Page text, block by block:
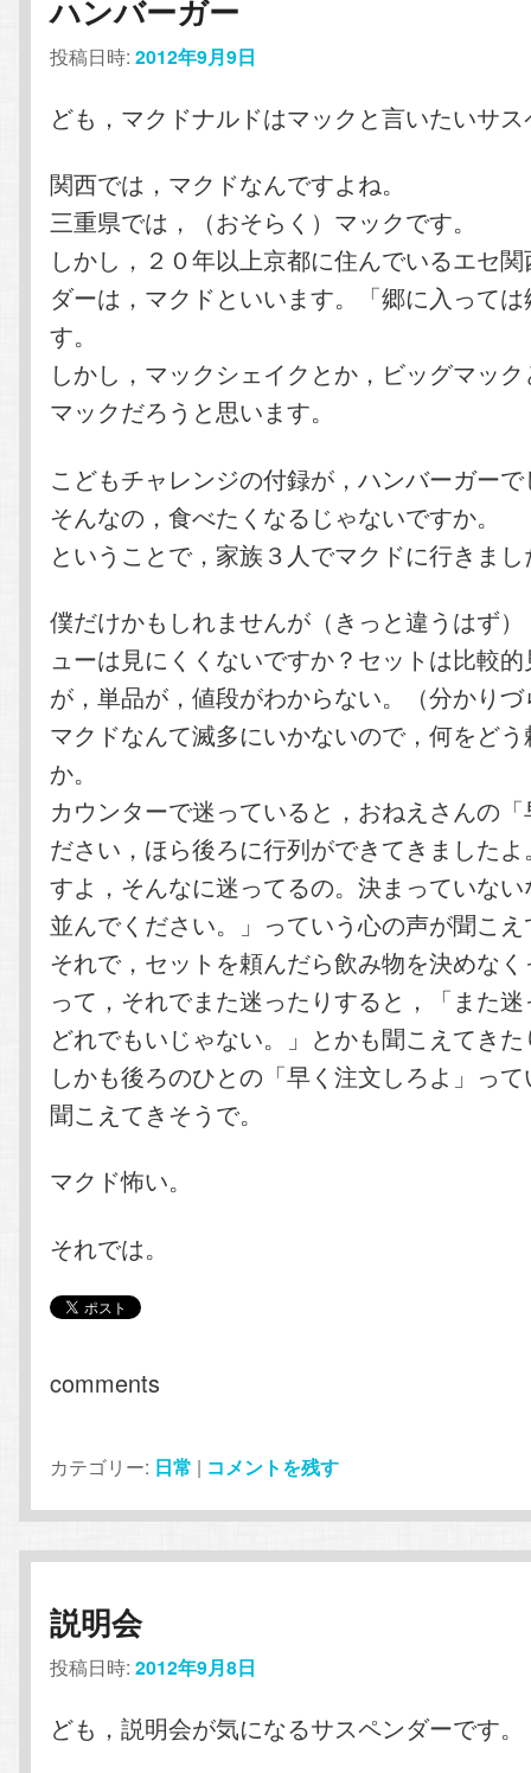
ハンバーガー
投稿日時:2012年9月9日
ども，マクドナルドはマックと言いたいサ
関西では，マクドなんですよね。
三重県では，（おそらく）マックです。
しかし，２０年以上京都に住んでいるエセ
ダーは，マクドといいます。「郷に入って
す。
しかし，マックシェイクとか，ビッグマッ
マックだろうと思います。
こどもチャレンジの付録が，ハンバーガー
そんなの，食べたくなるじゃないですか。
ということで，家族３人でマクドに行きま
僕だけかもしれませんが（きっと違うはず
ューは見にくくないですか？セットは比較
が，単品が，値段がわからない。（分かり
マクドなんて滅多にいかないので，何をど
か。
カウンターで迷っていると，おねえさんの
ださい，ほら後ろに行列ができてきました
すよ，そんなに迷ってるの。決まっていな
並んでください。」っていう心の声が聞こ
それで，セットを頼んだら飲み物を決めな
って，それでまた迷ったりすると，「また
どれでもいじゃない。」とかも聞こえてき
しかも後ろのひとの「早く注文しろよ」っ
聞こえてきそうで。
マクド怖い。
それでは。
comments
カテゴリー: 日常 | コメントを残す
説明会
投稿日時:2012年9月8日
ども，説明会が気になるサスペンダーです。